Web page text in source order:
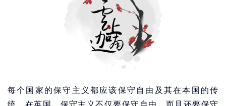
每个国家的保守主义都应该保守自由及其在本国的传